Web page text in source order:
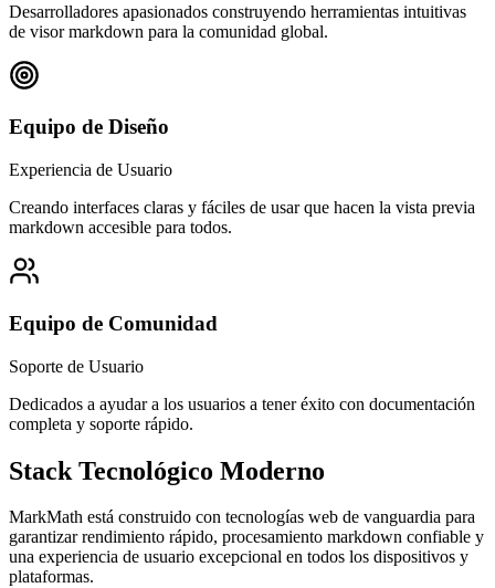
Desarrolladores apasionados construyendo herramientas intuitivas
de visor markdown para la comunidad global.
Equipo de Diseño
Experiencia de Usuario
Creando interfaces claras y fáciles de usar que hacen la vista previa
markdown accesible para todos.
Equipo de Comunidad
Soporte de Usuario
Dedicados a ayudar a los usuarios a tener éxito con documentación
completa y soporte rápido.
Stack Tecnológico Moderno
MarkMath está construido con tecnologías web de vanguardia para
garantizar rendimiento rápido, procesamiento markdown confiable y
una experiencia de usuario excepcional en todos los dispositivos y
plataformas.